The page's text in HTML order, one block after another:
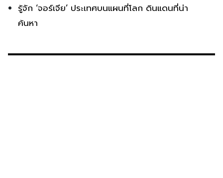
รู้จัก ‘จอร์เจีย’ ประเทศบนแผนที่โลก ดินแดนที่น่า
ค้นหา